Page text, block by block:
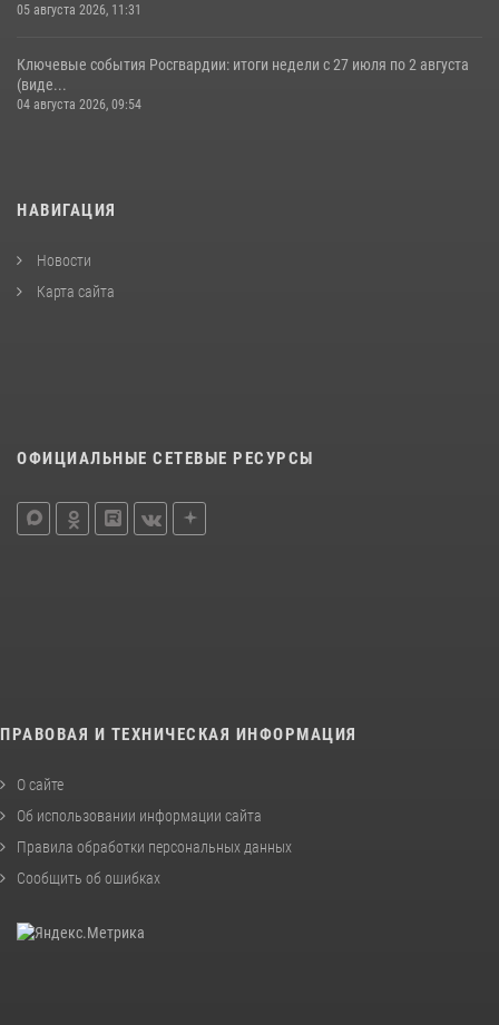
05 августа 2026, 11:31
Ключевые события Росгвардии: итоги недели с 27 июля по 2 августа
(виде...
04 августа 2026, 09:54
НАВИГАЦИЯ
Новости
Карта сайта
ОФИЦИАЛЬНЫЕ СЕТЕВЫЕ РЕСУРСЫ
ПРАВОВАЯ И ТЕХНИЧЕСКАЯ ИНФОРМАЦИЯ
О сайте
Об использовании информации сайта
Правила обработки персональных данных
Сообщить об ошибках